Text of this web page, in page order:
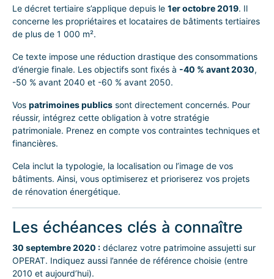
Le décret tertiaire s’applique depuis le 1er octobre 2019. Il
concerne les propriétaires et locataires de bâtiments tertiaires
de plus de 1 000 m².
Ce texte impose une réduction drastique des consommations
d’énergie finale. Les objectifs sont fixés à -40 % avant 2030,
-50 % avant 2040 et -60 % avant 2050.
Vos patrimoines publics sont directement concernés. Pour
réussir, intégrez cette obligation à votre stratégie
patrimoniale. Prenez en compte vos contraintes techniques et
financières.
Cela inclut la typologie, la localisation ou l’image de vos
bâtiments. Ainsi, vous optimiserez et prioriserez vos projets
de rénovation énergétique.
Les échéances clés à connaître
30 septembre 2020 : déclarez votre patrimoine assujetti sur
OPERAT. Indiquez aussi l’année de référence choisie (entre
2010 et aujourd’hui).